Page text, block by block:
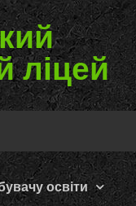
ліцей
освіти